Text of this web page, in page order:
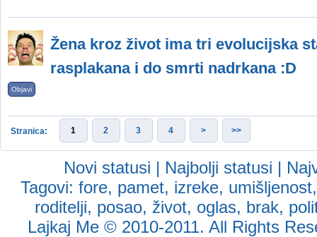
Žena kroz život ima tri evolucijska
rasplakana i do smrti nadrkana :D
Objavi
Stranica: 1 2 3 4 > >>
Novi statusi | Najbolji statusi |
Tagovi:fore, pamet, izreke, umišljenost
roditelji, posao, život, oglas, brak,
Lajkaj Me © 2010-2011. All Rights